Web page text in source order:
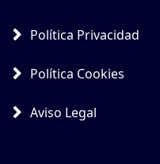
Política Privacidad
Política Cookies
Aviso Legal